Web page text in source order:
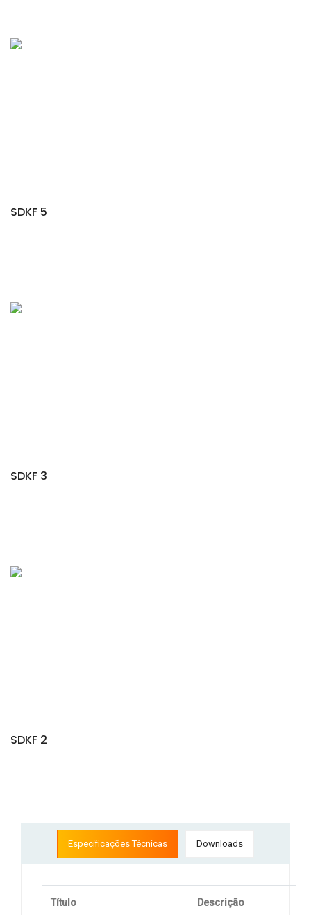
SDKF 5
SDKF 3
SDKF 2
Especificações Técnicas Downloads
Título Descrição